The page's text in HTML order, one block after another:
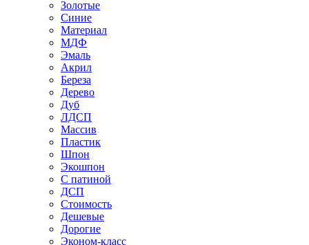
Золотые
Синие
Материал
МДФ
Эмаль
Акрил
Береза
Дерево
Дуб
ЛДСП
Массив
Пластик
Шпон
Экошпон
С патиной
ДСП
Стоимость
Дешевые
Дорогие
Эконом-класс